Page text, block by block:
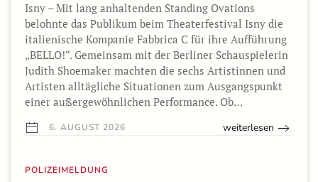
Isny – Mit lang anhaltenden Standing Ovations
belohnte das Publikum beim Theaterfestival Isny die
italienische Kompanie Fabbrica C für ihre Aufführung
„BELLO!“. Gemeinsam mit der Berliner Schauspielerin
Judith Shoemaker machten die sechs Artistinnen und
Artisten alltägliche Situationen zum Ausgangspunkt
einer außergewöhnlichen Performance. Ob…
6. AUGUST 2026 weiterlesen
POLIZEIMELDUNG